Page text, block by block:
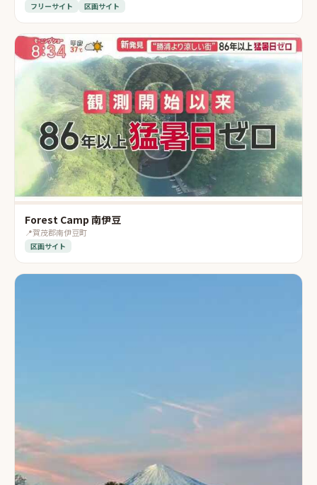
フリーサイト 区画サイト
Forest Camp 南伊豆
📍賀茂郡南伊豆町
区画サイト